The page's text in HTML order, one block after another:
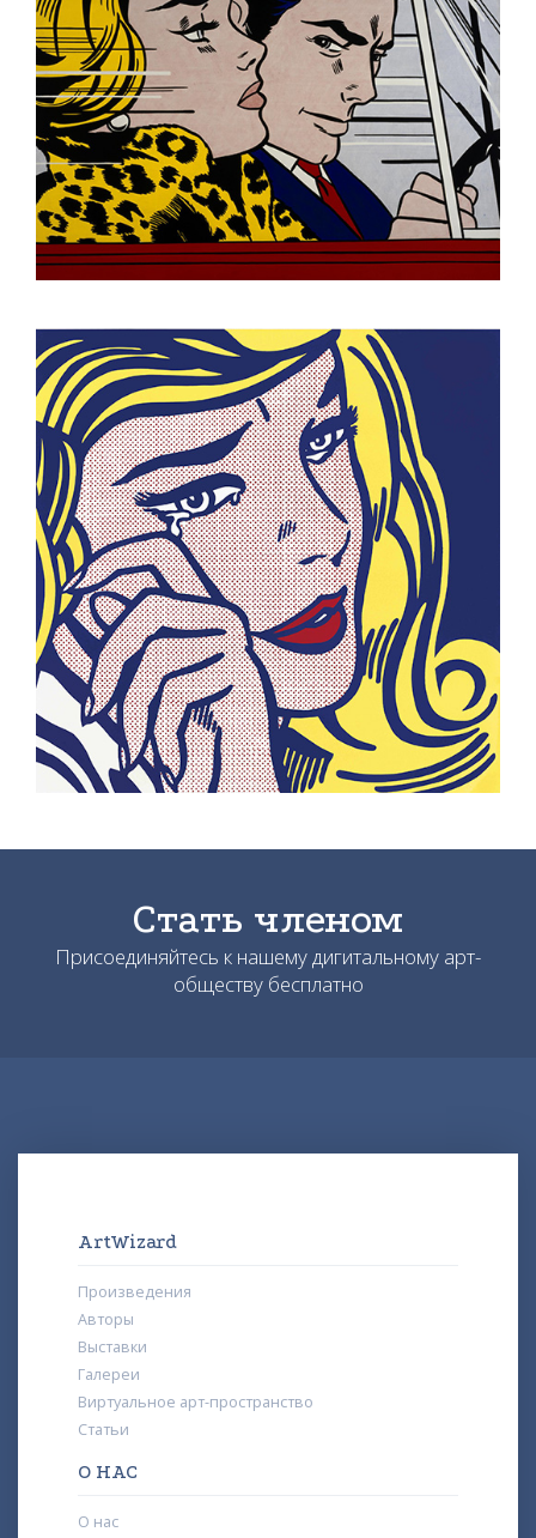
Стать членом
Присоединяйтесь к нашему дигитальному арт-
обществу бесплатно
ArtWizard
Произведения
Авторы
Выставки
Галереи
Виртуальное арт-пространство
Статьи
О НАС
О нас